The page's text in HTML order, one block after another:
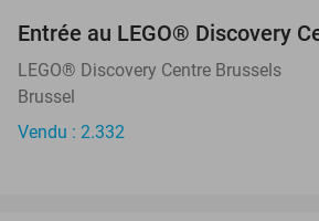
Entrée au LEGO® Discovery
LEGO® Discovery Centre Brussels
Brussel
Vendu : 2.332